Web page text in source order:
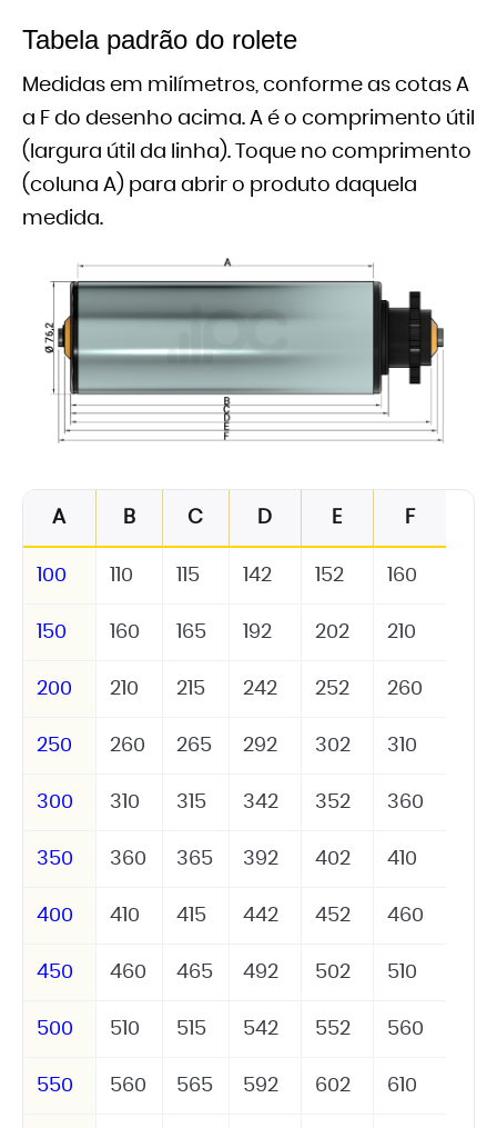
Tabela padrão do rolete
Medidas em milímetros, conforme as cotas A
a F do desenho acima. A é o comprimento útil
(largura útil da linha). Toque no comprimento
(coluna A) para abrir o produto daquela
medida.
A B C D E F
100 110 115 142 152 160
150 160 165 192 202 210
200 210 215 242 252 260
250 260 265 292 302 310
300 310 315 342 352 360
350 360 365 392 402 410
400 410 415 442 452 460
450 460 465 492 502 510
500 510 515 542 552 560
550 560 565 592 602 610